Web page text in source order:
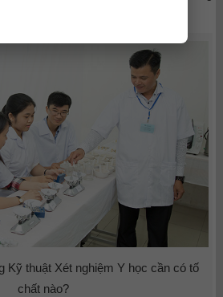
ngay sau khi tốt nghiệp.
Kỹ thuật Xét nghiệm Y học cần có tố
chất nào?